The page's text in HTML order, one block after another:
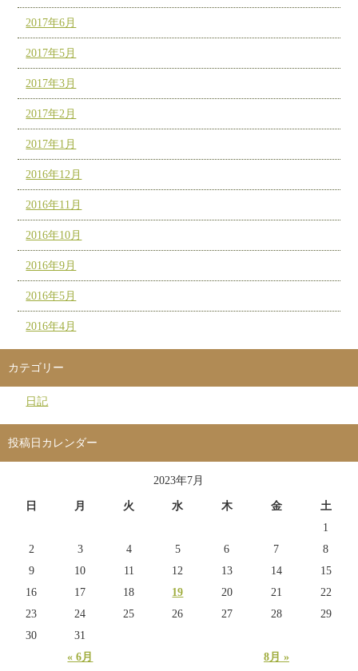
2017年6月
2017年5月
2017年3月
2017年2月
2017年1月
2016年12月
2016年11月
2016年10月
2016年9月
2016年5月
2016年4月
カテゴリー
日記
投稿日カレンダー
2023年7月
日 月 火 水 木 金 土
« 6月 8月 »
1
2
3 4 5 6 7
8
9
10 11 12 13 14
15
16
17 18 19 20 21
22
23
24 25 26 27 28
29
30
31